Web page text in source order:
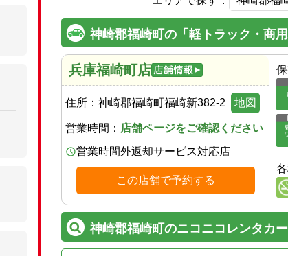
神崎郡福崎町の「軽トラック・商
兵庫福崎町店
住所： 神崎郡福崎町福崎新382-2 地図
営業時間： 店舗ページをご確認ください
営業時間外返却サービス対応店
この店舗で予約する
神崎郡福崎町のニコニコレンタカ